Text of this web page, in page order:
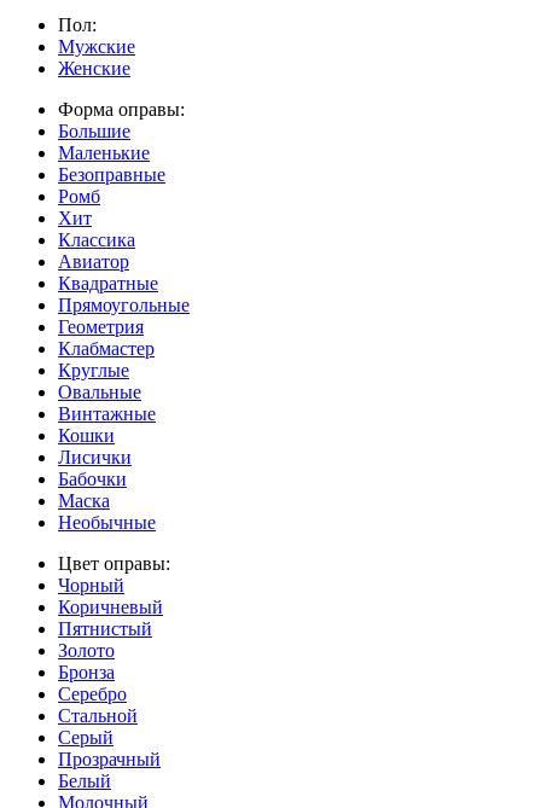
Пол:
Мужские
Женские
Форма оправы:
Большие
Маленькие
Безоправные
Ромб
Хит
Классика
Авиатор
Квадратные
Прямоугольные
Геометрия
Клабмастер
Круглые
Овальные
Винтажные
Кошки
Лисички
Бабочки
Маска
Необычные
Цвет оправы:
Чорный
Коричневый
Пятнистый
Золото
Бронза
Серебро
Стальной
Серый
Прозрачный
Белый
Молочный